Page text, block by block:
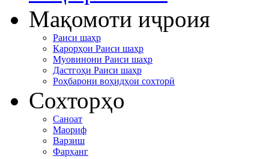
Мақомоти иҷроия
Раиси шаҳр
Қарорҳои Раиси шаҳр
Муовинони Раиси шаҳр
Дастгоҳи Раиси шаҳр
Роҳбарони воҳидҳои сохторӣ
Сохторҳо
Саноат
Маориф
Варзиш
Фарҳанг